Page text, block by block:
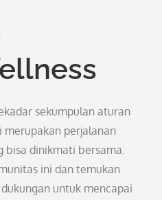
sekumpulan aturan
perjalanan
bisa dinikmati bersama.
ini dan temukan
untuk mencapai